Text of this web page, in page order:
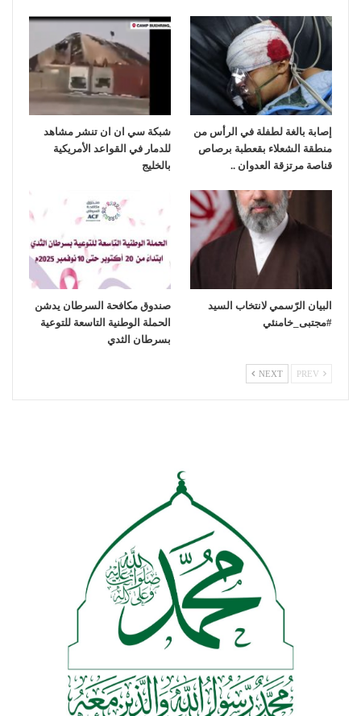
إصابة بالغة لطفلة في الرأس من
منطقة الشعلاء بقعطبة برصاص
قناصة مرتزقة العدوان ..
شبكة سي ان ان تنشر مشاهد
للدمار في القواعد الأمريكية
بالخليج
‏البيان الرّسمي لانتخاب السيد
صندوق مكافحة السرطان يدشن
الحملة الوطنية التاسعة للتوعية
بسرطان الثدي
NEXT